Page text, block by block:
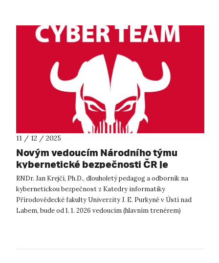
11 / 12 / 2025
Novým vedoucím Národního týmu
kybernetické bezpečnosti ČR je
akademik z UJEP
RNDr. Jan Krejčí, Ph.D., dlouholetý pedagog a odborník na
kybernetickou bezpečnost z Katedry informatiky
Přírodovědecké fakulty Univerzity J. E. Purkyně v Ústí nad
Labem, bude od 1. 1. 2026 vedoucím (hlavním trenérem)